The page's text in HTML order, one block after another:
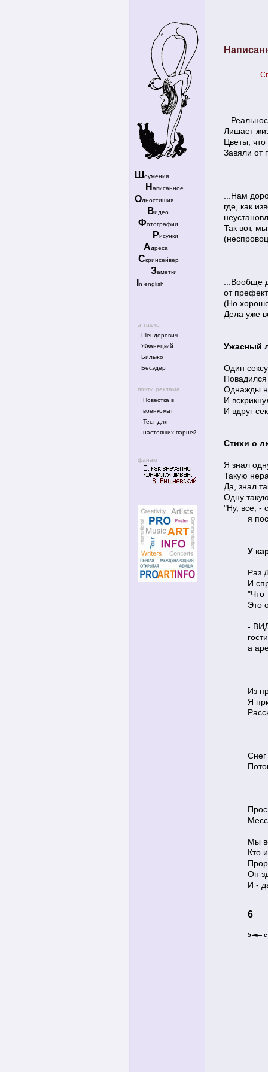
Ш оумения
Н аписанное
Одностишия
Видео
Фотографии
Рисунки
Адреса
Скринсейвер
Заметки
n english
а также
Шендерович
Жванецкий
Бильжо
Бесэдер
почти реклама
Повестка в
военкомат
Тест для
настоящих парней
фанам
Лишает
Цветы, что
Завяли от
...Нам
где, как
Так вот,
...Вообще
от
(Но
Дела уже
Ужасный
Один
Однажды
И
И вдруг
Стихи о
Я знал
Такую
Да, знал
Одну
"Ну, все, -
я
У
Раз
И
"Что
Это
-
а
Из
Я
Мы
Кто
Он
И -
6
5